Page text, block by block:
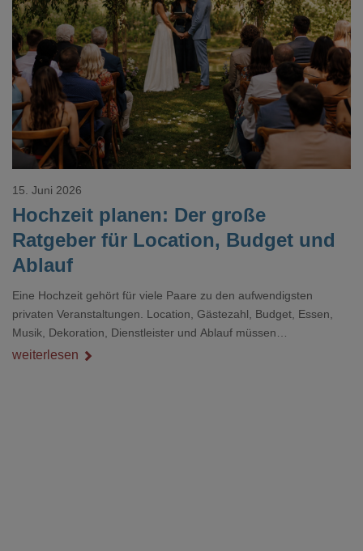
Loading...
Hochzeit planen: Der große
Ratgeber für Location, Budget und
Ablauf
15. Juni 2026
Eine Hochzeit gehört für viele Paare zu den aufwendigsten
privaten Veranstaltungen. Location, Gästezahl, Budget, Essen,
Musik, Dekoration, Dienstleister und Ablauf müssen
zusammenpassen, damit der Tag gut organisiert ist und trotzdem
weiterlesen